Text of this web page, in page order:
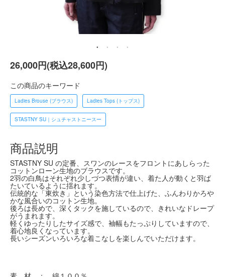
26,000円(税込28,600円)
この商品のキーワード
Ladies Brouse (ブラウス) Ladies Tops (トップス)
STASTNY SU｜シュチャストニースー
商品説明
STASTNY SU の定番、スワンのレースをフロントにあしらった
コットンローン生地のブラウスです。
2羽の白鳥はそれぞれ少しづつ表情が違い、着た人が動くと羽ば
たいているように揺れます。
伝統的な「東炊き」という染色方法で仕上げた、ふんわりかろや
かな風合いのコットン生地。
後ろは長めで、深くタックを施しているので、きれいなドレープ
がうまれます。
軽くゆったりしたサイズ感で、袖幅もたっぷりしていますので、
着心地良くなっています。
長いシーズンいろいろな着こなしを楽しんでいただけます。